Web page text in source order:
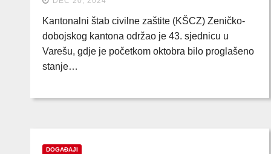
Kantonalni štab civilne zaštite (KŠCZ) Zeničko-
dobojskog kantona održao je 43. sjednicu u
Varešu, gdje je početkom oktobra bilo proglašeno
stanje…
DOGAĐAJI